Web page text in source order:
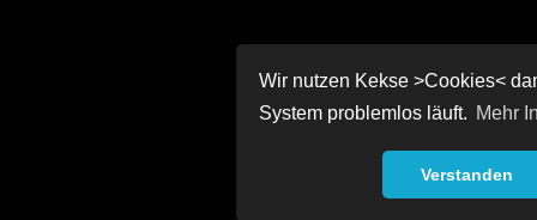
Wir nutzen Kekse >Cookies<
System problemlos läuft. Mehr
Verstanden